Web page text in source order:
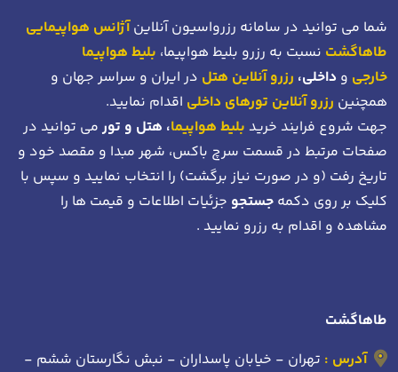
شما می توانید در سامانه رزرواسیون آنلاینآژانس هواپیمایی
طاهاگشت نسبت به رزرو بلیط هواپیما، بلیط هواپیما
خارجی و داخلی، رزرو آنلاین هتل در ایران و سراسر جهان و
همچنین رزرو آنلاین تورهای داخلی اقدام نمایید.
جهت شروع فرایند خرید بلیط هواپیما، هتل و تورمی توانید در
صفحات مرتبط در قسمت سرچ باکس، شهر مبدا و مقصد خود و
تاریخ رفت (و در صورت نیاز برگشت) را انتخاب نمایید و سپس با
کلیک بر روی دکمه جستجو جزئیات اطلاعات و قیمت ها را
مشاهده و اقدام به رزرو نمایید .
طاهاگشت
آدرس : تهران - خیابان پاسداران - نبش نگارستان ششم -